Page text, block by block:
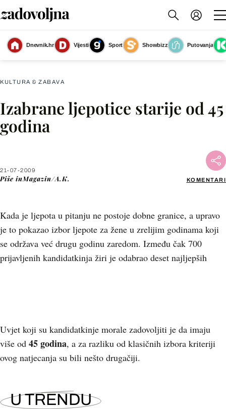
Dnevnik.hr Vijesti Sport Showbizz
Putovanja
Slika nije dostupna
KULTURA & ZABAVA
Izabrane ljepotice starije od 45
godina
21-07-2009
Piše inMagazin/A.K. KOMENTARI
Kada je ljepota u pitanju ne postoje dobne granice, a upravo
je to pokazao izbor ljepote za žene u zrelijim godinama koji
se održava već drugu godinu zaredom. Između čak 700
prijavljenih kandidatkinja žiri je odabrao deset najljepših
Facebook
WhatsApp
Uvjet koji su kandidatkinje morale zadovoljiti je da imaju
više od 45 godina, a za razliku od klasičnih izbora kriteriji
ovog natjecanja su bili nešto drugačiji.
U TRENDU